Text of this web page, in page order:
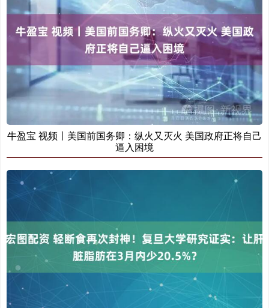
牛盈宝 视频丨美国前国务卿：纵火又灭火 美国政府正将自己
逼入困境